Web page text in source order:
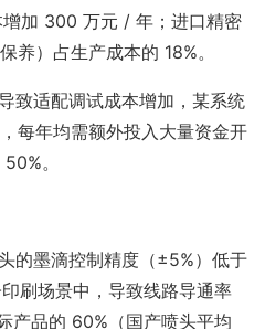
加 300 万元 / 年；进口精密
养）占生产成本的 18%。
致适配调试成本增加，某系统
每年均需额外投入大量资金开
。
的墨滴控制精度（±5%）低于
刷场景中，导致线路导通率
产品的 60%（国产喷头平均